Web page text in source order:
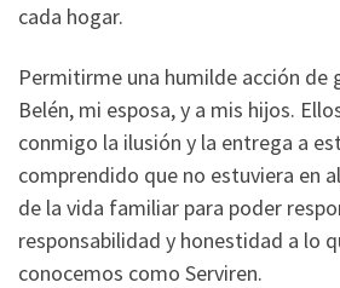
cada hogar.
Permitirme una humilde acción de
Belén, mi esposa, y a mis hijos.
conmigo la ilusión y la entrega a
comprendido que no estuviera en
de la vida familiar para poder
responsabilidad y honestidad a lo
conocemos como Serviren.